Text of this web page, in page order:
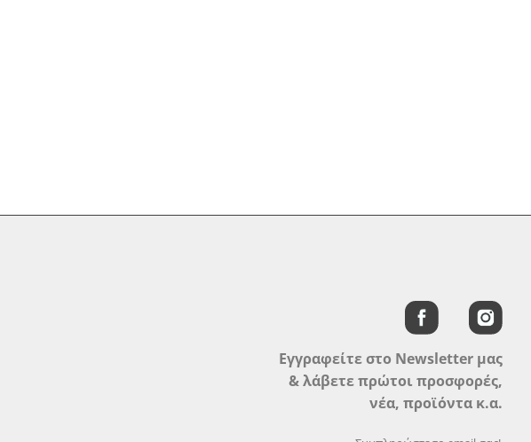
Εγγραφείτε στο Newsletter μας
& λάβετε πρώτοι προσφορές,
νέα, προϊόντα κ.α.